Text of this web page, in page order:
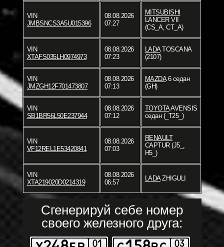
VIN
JMBSNCS3A5U015396
08.08.2026
07:27
MITSUBISHI
LANCER VII
(CS_A, CT_A)
VIN
XTAFS035LH0974973
08.08.2026
07:23
LADATOSCANA
(2107)
VIN
JMZGH12F701473807
08.08.2026
07:13
MAZDA6 седан
(GH)
VIN
SB1BR56L50E237944
08.08.2026
07:12
TOYOTAAVENSIS
седан (_T25_)
VIN
VF12REL1E53420841
08.08.2026
07:03
RENAULT
CAPTUR (J5_,
H5_)
VIN
XTA219020D0214319
08.08.2026
06:57
LADAZHIGULI
Сгенерируй себе номер
своего железного друга: